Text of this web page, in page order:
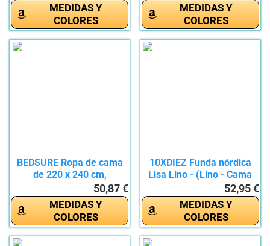
MEDIDAS Y
COLORES
MEDIDAS Y
COLORES
BEDSURE Ropa de cama
de 220 x 240 cm,
50,87 €
MEDIDAS Y
COLORES
10XDIEZ Funda nórdica
Lisa Lino - (Lino - Cama
52,95 €
MEDIDAS Y
COLORES